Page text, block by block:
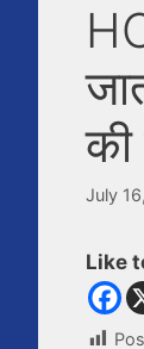
की
July
Like